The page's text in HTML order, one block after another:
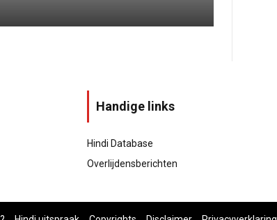
Handige links
Hindi Database
Overlijdensberichten